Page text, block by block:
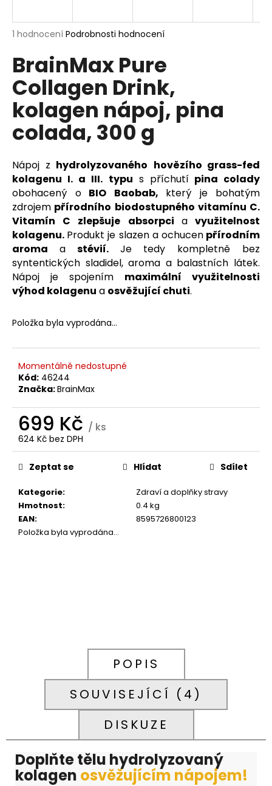
Průměrné
produktu
je
5,0
z
5
hvězdiček.
1 hodnocení Podrobnosti hodnocení
BrainMax Pure
Collagen Drink,
kolagen nápoj, pina
colada, 300 g
Nápoj z hydrolyzovaného hovězího grass-fed
kolagenu I. a III. typu s příchutípina colady
obohacený oBIO Baobab, který je bohatým
zdrojem přírodního biodostupného vitamínu C.
Vitamín C zlepšuje absorpci avyužitelnost
kolagenu. Produkt je slazen a ochucenpřírodním
aroma astévií. Je tedy kompletně bez
syntentických sladidel, aroma a balastních látek.
Nápoj je spojením maximální využitelnosti
výhod kolagenu a osvěžující chuti.
Položka byla vyprodána…
Momentálně nedostupné
Kód: 46244
Značka:BrainMax
699 Kč / ks
624 Kč bez DPH
Měrná
cena:
Kategorie:
Zdraví a doplňky stravy
Hmotnost:
0.4 kg
EAN:
8595726800123
Položka byla vyprodána…
Zeptat se Hlídat Sdílet
POPIS
SOUVISEJÍCÍ (4)
DISKUZE
Doplňte tělu hydrolyzovaný
kolagen osvěžujícím nápojem!
j
t
?
HLEDAT
D
o
p
o
r
u
č
u
m
BRAINMAX
LIPOSOMAL
C
UPGRADE,
LIPOZOMÁLNÍ
VITAMÍN
C,
MG,
ROSTLINNÝCH
KAPSLÍ
599
Kč